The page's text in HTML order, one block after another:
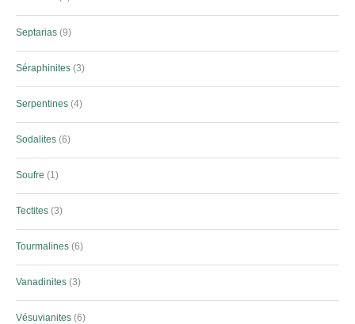
Septarias 9
Séraphinites 3
Serpentines 4
Sodalites 6
Soufre 1
Tectites 3
Tourmalines 6
Vanadinites 3
Vésuvianites 6